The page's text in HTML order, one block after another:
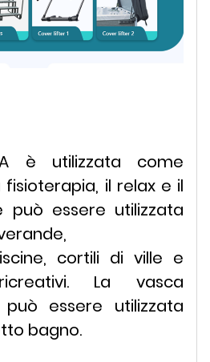
è utilizzata come
il relax e il
essere utilizzata
cortili di ville e
La vasca
può essere utilizzata
bagno.